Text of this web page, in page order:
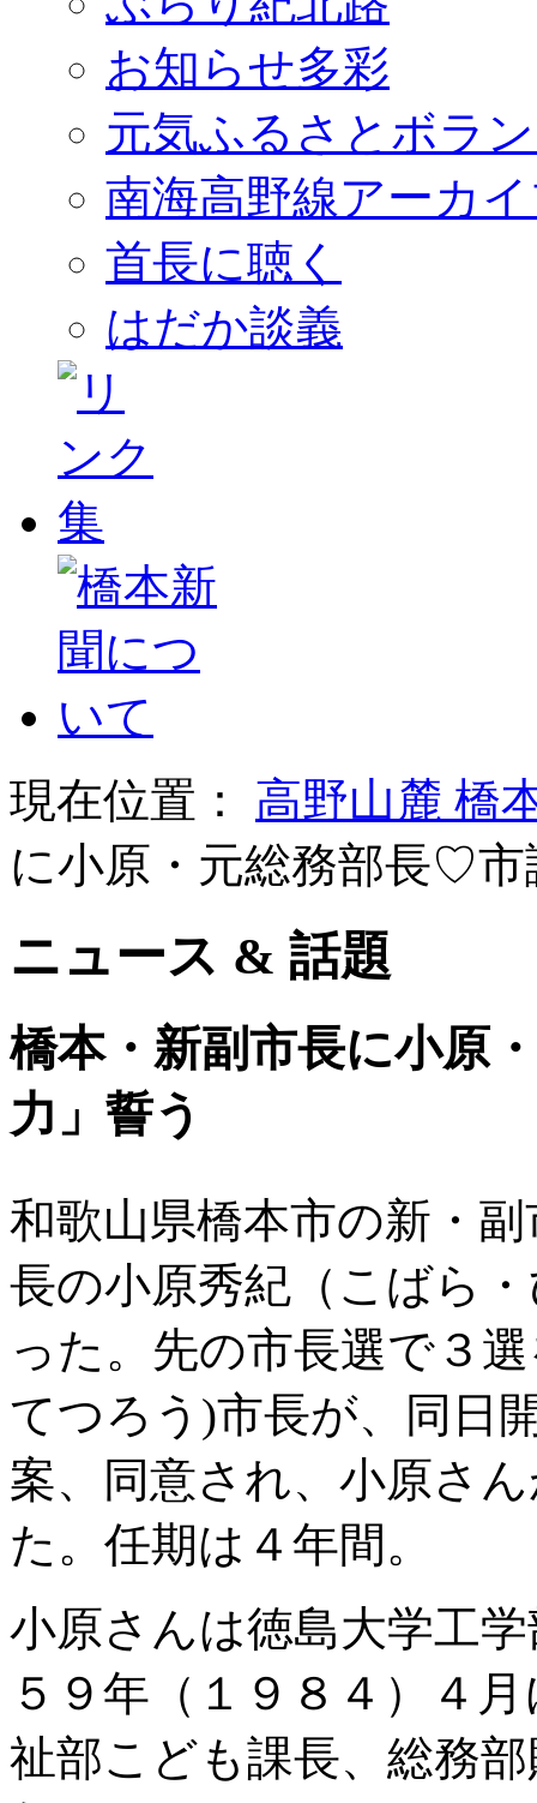
お知らせ多彩
元気ふるさとボラ
南海高野線アーカ
首長に聴く
はだか談義
現在位置： 高野山麓 橋
に小原・元総務部長♡
ニュース & 話題
橋本・新副市長に小原
力」誓う
和歌山県橋本市の新・
長の小原秀紀（こばら
った。先の市長選で３
てつろう)市長が、同日
案、同意され、小原さ
た。任期は４年間。
小原さんは徳島大学工
５９年（１９８４）４
祉部こども課長、総務